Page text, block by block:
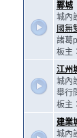
鄴城
城內
國無
諸葛
板主
江州
城內
舉行
板主
建業
城內